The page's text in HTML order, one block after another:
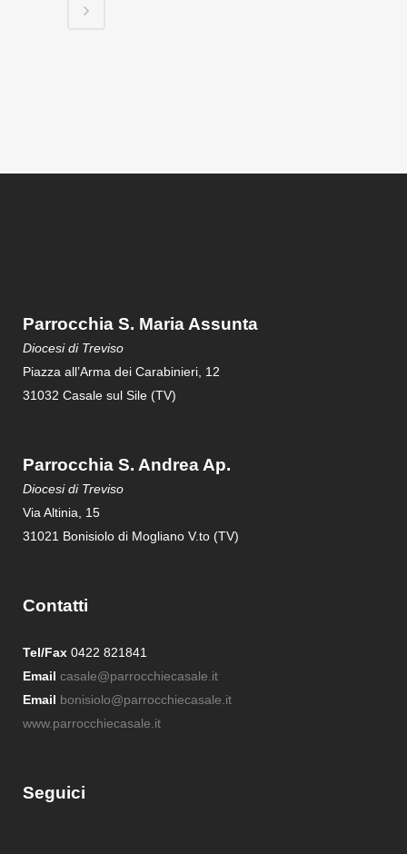
Parrocchia S. Maria Assunta
Diocesi di Treviso
Piazza all’Arma dei Carabinieri, 12
31032 Casale sul Sile (TV)
Parrocchia S. Andrea Ap.
Diocesi di Treviso
Via Altinia, 15
31021 Bonisiolo di Mogliano V.to (TV)
Contatti
Tel/Fax 0422 821841
Email casale@parrocchiecasale.it
Email bonisiolo@parrocchiecasale.it
www.parrocchiecasale.it
Seguici